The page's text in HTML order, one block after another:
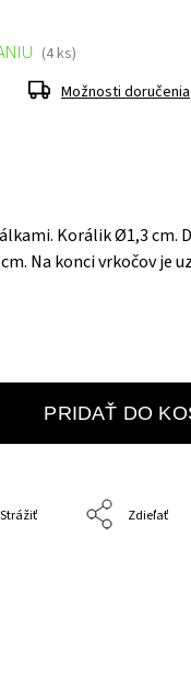
Korálik Ø1,3 cm.
Na konci vrkočov je
(4 ks)
Možnosti doručenia
PRIDAŤ DO
Strážiť Zdieľať